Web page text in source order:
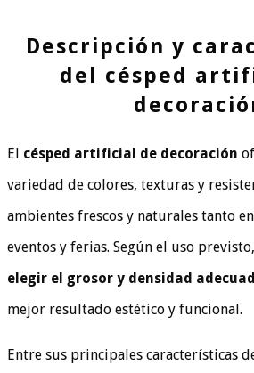
Descripción y
del césped
El césped artificial de decoración
variedad de colores, texturas y
ambientes frescos y naturales tanto
eventos y ferias. Según el uso previsto,
elegir el grosor y densidad
mejor resultado estético y funcional.
Entre sus principales características